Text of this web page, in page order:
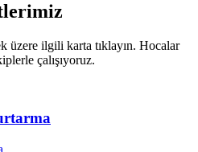
üzere ilgili karta tıklayın. Hocalar
çalışıyoruz.